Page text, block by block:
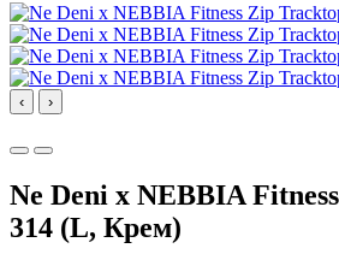
‹ ›
Ne Deni x NEBBIA
314 (L, Крем)